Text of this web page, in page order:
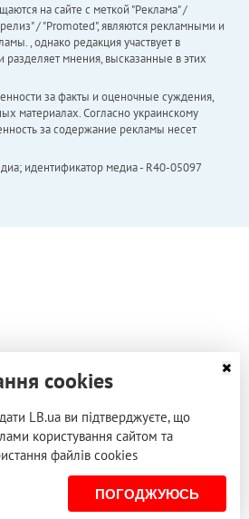
на сайте с меткой "Реклама" /
/ "Promoted", являются рекламными и
, однако редакция участвует в
разделяет мнения, высказанные в этих
за факты и оценочные суждения,
материалах. Согласно украинскому
за содержание рекламы несет
идентификатор медиа - R40-05097
cookies
LB.ua ви підтверджуєте, що
користування сайтом та
файлів cookies
ПОГОДЖУЮСЬ